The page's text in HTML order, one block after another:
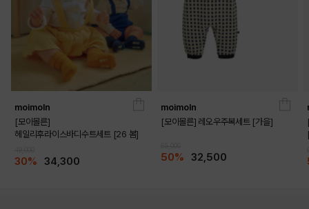
moimoln
[모이몰른]
헤일리후라이스바디수트세트 [26 봄]
30% 34,300
moimoln
[모이몰른] 레오우주복세트 [가을]
50% 32,500